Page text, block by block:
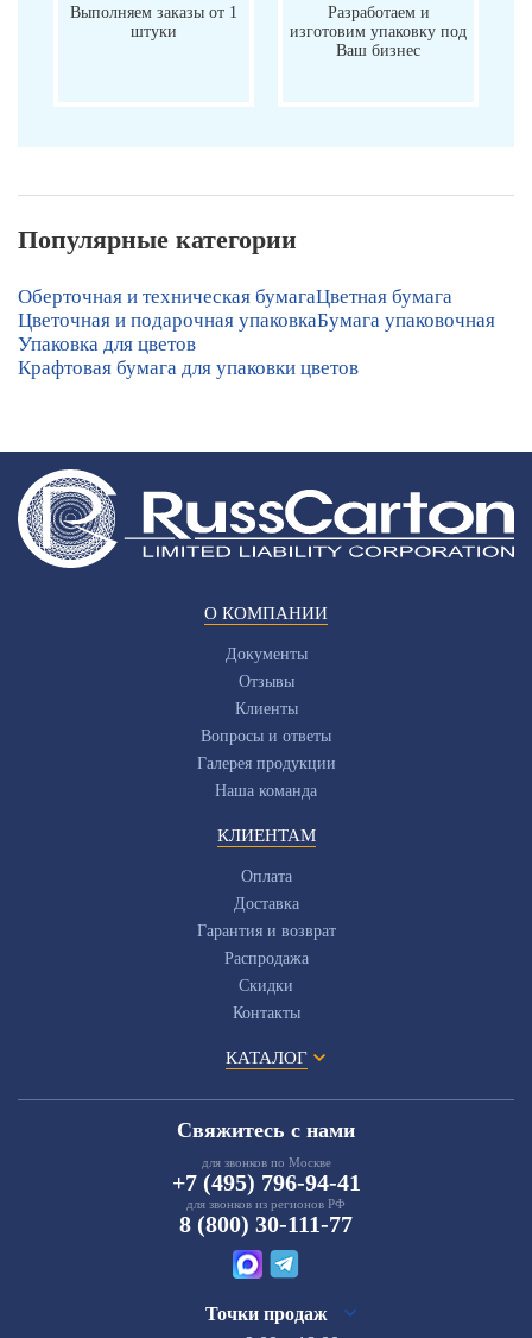
Выполняем заказы от 1
штуки
Разработаем и
изготовим упаковку под
Ваш бизнес
Популярные категории
Оберточная и техническая бумагаЦветная бумага
Цветочная и подарочная упаковкаБумага упаковочная
Упаковка для цветов
Крафтовая бумага для упаковки цветов
О КОМПАНИИ
Документы
Отзывы
Клиенты
Вопросы и ответы
Галерея продукции
Наша команда
КЛИЕНТАМ
Оплата
Доставка
Гарантия и возврат
Распродажа
Скидки
Контакты
КАТАЛОГ
Свяжитесь с нами
для звонков по Москве
+7 (495) 796-94-41
для звонков из регионов РФ
8 (800) 30-111-77
Точки продаж